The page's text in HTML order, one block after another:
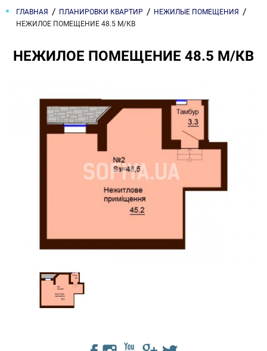
ГЛАВНАЯ ПЛАНИРОВКИ КВАРТИР
НЕЖИЛЫЕ ПОМЕЩЕНИЯ
НЕЖИЛОЕ ПОМЕЩЕНИЕ 48.5 М/КВ
НЕЖИЛОЕ ПОМЕЩЕНИЕ 48.5 М/КВ